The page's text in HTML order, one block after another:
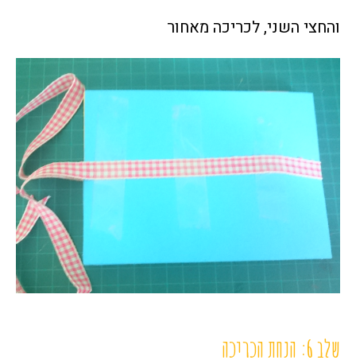
והחצי השני, לכריכה מאחור
שלב 6: הנחת הכריכה